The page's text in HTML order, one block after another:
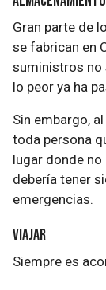
Gran parte de
se fabrican en
suministros no
lo peor ya ha
Sin embargo,
toda persona
lugar donde
debería tener
emergencias.
Viajar
Siempre es